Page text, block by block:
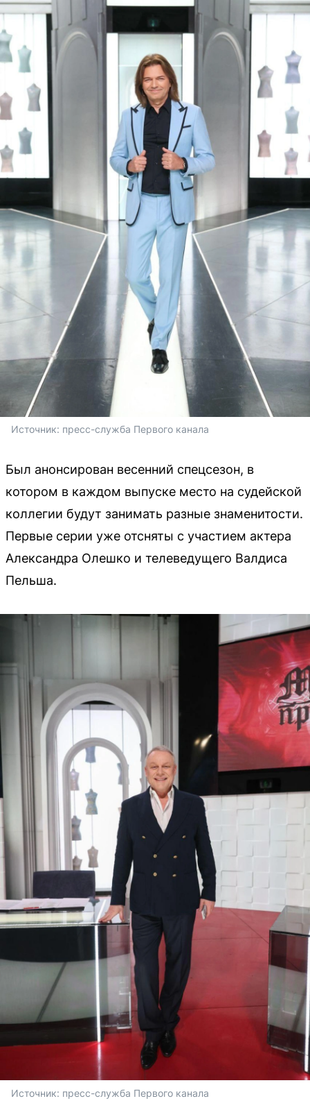
Источник: пресс-служба Первого канала
Был анонсирован весенний спецсезон, в
котором в каждом выпуске место на судейской
коллегии будут занимать разные знаменитости.
Первые серии уже отсняты с участием актера
Александра Олешко и телеведущего Валдиса
Пельша.
Источник: пресс-служба Первого канала